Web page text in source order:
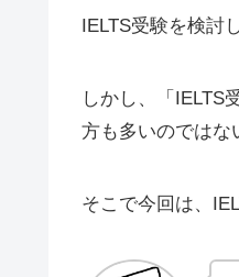
IELTS受験を検討
しかし、「IELTS
方も多いのではな
そこで今回は、